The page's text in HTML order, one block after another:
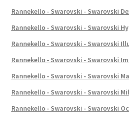
Rannekello - Swarovski - Swarovski
Rannekello - Swarovski - Swarovski
Rannekello - Swarovski - Swarovski
Rannekello - Swarovski - Swarovski
Rannekello - Swarovski - Swarovski
Rannekello - Swarovski - Swarovski
Rannekello - Swarovski - Swarovski